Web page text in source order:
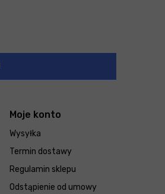
Moje konto
Wysyłka
Termin dostawy
Regulamin sklepu
Odstąpienie od umowy